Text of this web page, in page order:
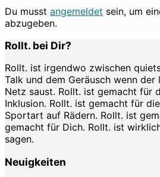
Du musst angemeldet sein, um
abzugeben.
Rollt. bei Dir?
Rollt. ist irgendwo zwischen
Talk und dem Geräusch wenn
Netz saust. Rollt. ist gemacht für
Inklusion. Rollt. ist gemacht für
Sportart auf Rädern. Rollt. ist
gemacht für Dich. Rollt. ist
sagen.
Neuigkeiten